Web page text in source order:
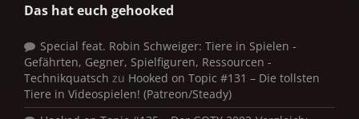
Das hat euch gehooked
Special feat. Robin Schweiger: Tiere in Spielen -
Gefährten, Gegner, Spielfiguren, Ressourcen -
Technikquatsch zu Hooked on Topic #131 – Die tollsten
Tiere in Videospielen! (Patreon/Steady)